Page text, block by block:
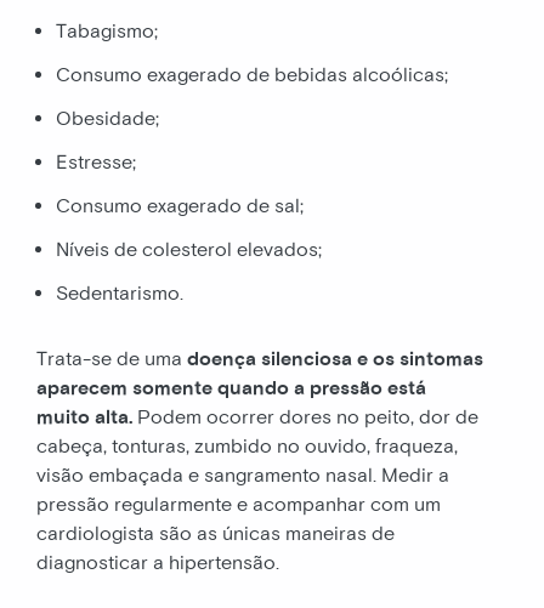
Tabagismo;
Consumo exagerado de bebidas alcoólicas;
Obesidade;
Estresse;
Consumo exagerado de sal;
Níveis de colesterol elevados;
Sedentarismo.
Trata-se de uma doença silenciosa e os sintomas
aparecem somente quando a pressão está
muito alta. Podem ocorrer dores no peito, dor de
cabeça, tonturas, zumbido no ouvido, fraqueza,
visão embaçada e sangramento nasal. Medir a
pressão regularmente e acompanhar com um
cardiologista são as únicas maneiras de
diagnosticar a hipertensão.